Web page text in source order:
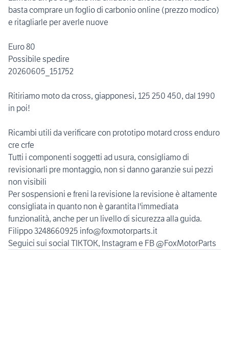
basta comprare un foglio di carbonio online (prezzo modico)
e ritagliarle per averle nuove
Euro 80
Possibile spedire
20260605_151752
Ritiriamo moto da cross, giapponesi, 125 250 450, dal 1990
in poi!
Ricambi utili da verificare con prototipo motard cross enduro
cre crfe
Tutti i componenti soggetti ad usura, consigliamo di
revisionarli pre montaggio, non si danno garanzie sui pezzi
non visibili
Per sospensioni e freni la revisione la revisione è altamente
consigliata in quanto non è garantita l'immediata
funzionalità, anche per un livello di sicurezza alla guida.
Filippo 3248660925 info@foxmotorparts.it